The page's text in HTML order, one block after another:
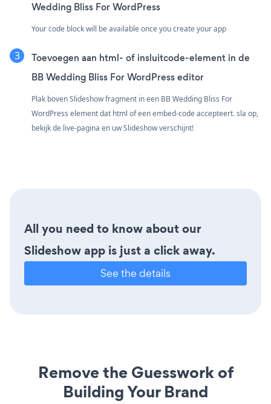
Wedding Bliss For WordPress
Your code block will be available once you create your app
Toevoegen aan html- of insluitcode-element in de
BB Wedding Bliss For WordPress editor
Plak boven Slideshow fragment in een BB Wedding Bliss For
WordPress element dat html of een embed-code accepteert. sla op,
bekijk de live-pagina en uw Slideshow verschijnt!
All you need to know about our
Slideshow app is just a click away.
See the details
Remove the Guesswork of
Building Your Brand